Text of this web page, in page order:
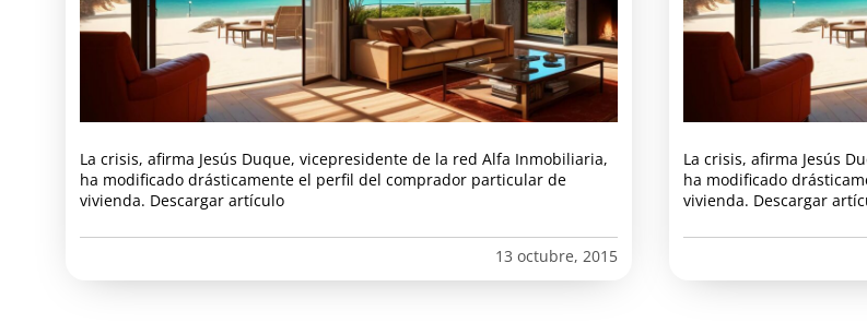
La crisis, afirma Jesús Duque, vicepresidente de la red Alfa Inmobiliaria,
ha modificado drásticamente el perfil del comprador particular de
vivienda. Descargar artículo
13 octubre, 2015
La crisis, afirma Jesús
ha modificado
vivienda. Descargar